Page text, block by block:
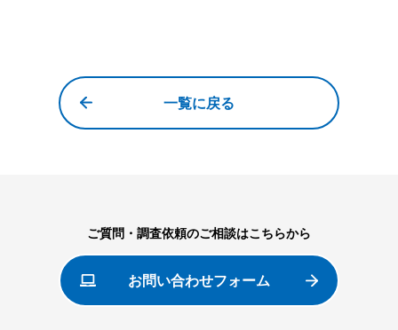
一覧に戻る
ご質問・調査依頼のご相談はこちらから
お問い合わせフォーム